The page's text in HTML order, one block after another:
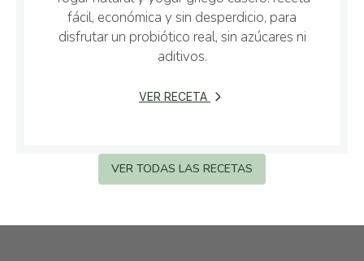
fácil, económica y sin desperdicio, para
disfrutar un probiótico real, sin azúcares ni
aditivos.
VER RECETA
VER TODAS LAS RECETAS